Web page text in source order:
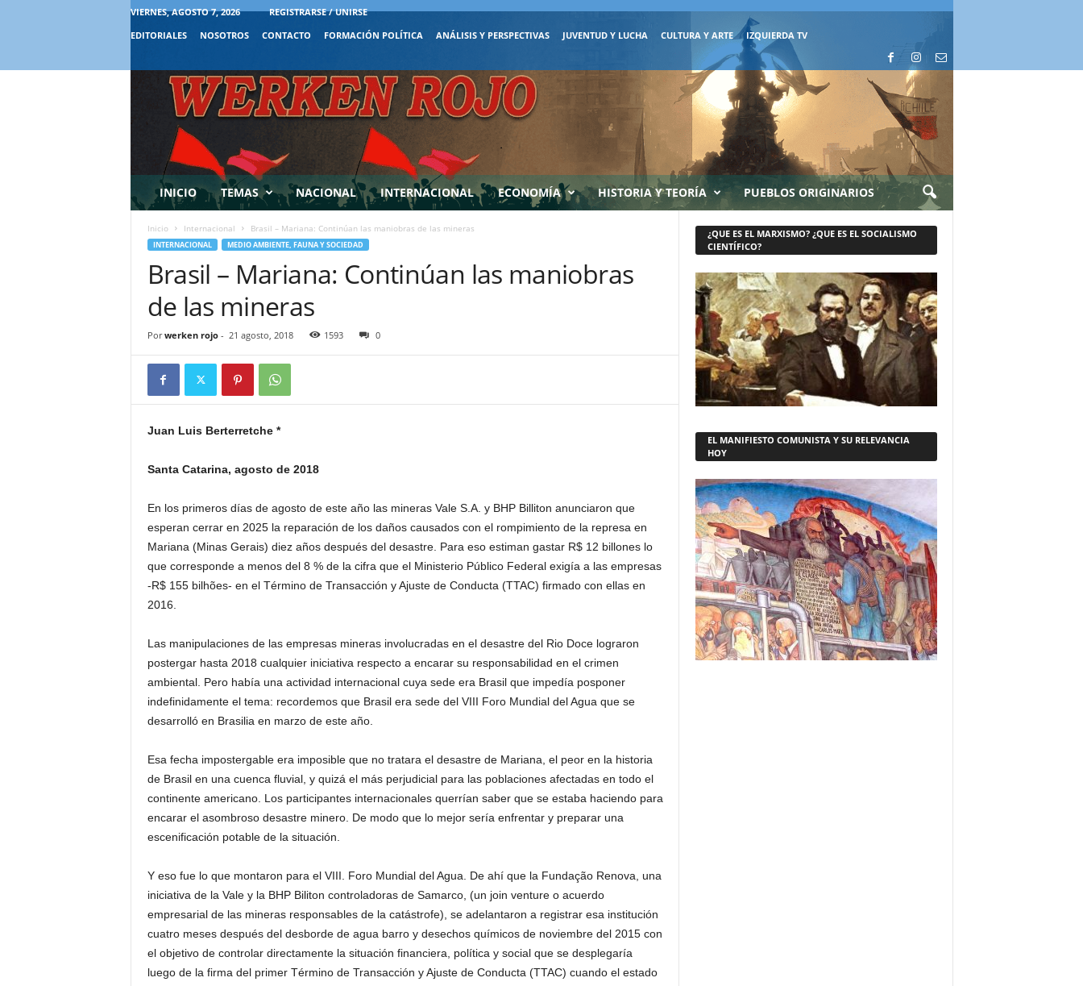
VIERNES, AGOSTO 7, 2026
REGISTRARSE / UNIRSE
EDITORIALES
NOSOTROS CONTACTO FORMACIÓN POLÍTICA ANÁLISIS Y PERSPECTIVAS JUVENTUD Y LUCHA CULTURA Y ARTE IZQUIERDA TV
INICIO TEMAS NACIONAL INTERNACIONAL ECONOMÍA HISTORIA Y TEORÍA PUEBLOS ORIGINARIOS
Inicio Internacional Brasil – Mariana: Continúan las maniobras de las mineras
INTERNACIONAL MEDIO AMBIENTE, FAUNA Y SOCIEDAD
Brasil – Mariana: Continúan las maniobras
de las mineras
Por werken rojo- 21 agosto, 2018 1593 0
Juan Luis Berterretche *
Santa Catarina, agosto de 2018
En los primeros días de agosto de este año las mineras Vale S.A. y BHP Billiton anunciaron que
esperan cerrar en 2025 la reparación de los daños causados con el rompimiento de la represa en
Mariana (Minas Gerais) diez años después del desastre. Para eso estiman gastar R$ 12 billones lo
que corresponde a menos del 8 % de la cifra que el Ministerio Público Federal exigía a las empresas
-R$ 155 bilhões- en el Término de Transacción y Ajuste de Conducta (TTAC) firmado con ellas en
2016.
Las manipulaciones de las empresas mineras involucradas en el desastre del Rio Doce lograron
postergar hasta 2018 cualquier iniciativa respecto a encarar su responsabilidad en el crimen
ambiental. Pero había una actividad internacional cuya sede era Brasil que impedía posponer
indefinidamente el tema: recordemos que Brasil era sede del VIII Foro Mundial del Agua que se
desarrolló en Brasilia en marzo de este año.
Esa fecha impostergable era imposible que no tratara el desastre de Mariana, el peor en la historia
de Brasil en una cuenca fluvial, y quizá el más perjudicial para las poblaciones afectadas en todo el
continente americano. Los participantes internacionales querrían saber que se estaba haciendo para
encarar el asombroso desastre minero. De modo que lo mejor sería enfrentar y preparar una
escenificación potable de la situación.
Y eso fue lo que montaron para el VIII. Foro Mundial del Agua. De ahí que la Fundação Renova, una
iniciativa de la Vale y la BHP Biliton controladoras de Samarco, (un join venture o acuerdo
empresarial de las mineras responsables de la catástrofe), se adelantaron a registrar esa institución
cuatro meses después del desborde de agua barro y desechos químicos de noviembre del 2015 con
el objetivo de controlar directamente la situación financiera, política y social que se desplegaría
luego de la firma del primer Término de Transacción y Ajuste de Conducta (TTAC) cuando el estado
¿QUE ES EL MARXISMO? ¿QUE ES EL SOCIALISMO
CIENTÍFICO?
EL MANIFIESTO COMUNISTA Y SU RELEVANCIA
HOY